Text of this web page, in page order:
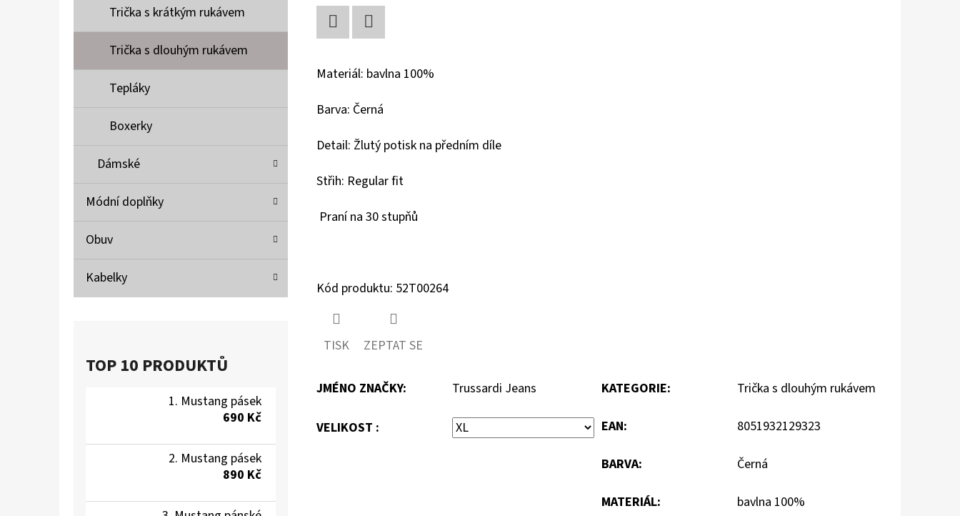
Trička s krátkým rukávem
Trička s dlouhým rukávem
Tepláky
Boxerky
Dámské
Módní doplňky
Obuv
Kabelky
TOP 10 PRODUKTŮ
Mustang pásek
690 Kč
Mustang pásek
890 Kč
Materiál: bavlna 100%
Barva: Černá
Detail: Žlutý potisk na předním díle
Střih: Regular fit
Praní na 30 stupňů
Kód produktu: 52T00264
TISK ZEPTAT SE
JMÉNO ZNAČKY: Trussardi Jeans
VELIKOST :
KATEGORIE: Trička s dlouhým rukávem
EAN: 8051932129323
BARVA: Černá
MATERIÁL: bavlna 100%